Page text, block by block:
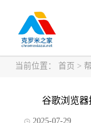
当前位置： 首页 >
谷歌浏览
2025-07-29